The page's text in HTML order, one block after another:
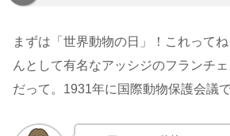
まずは「世界動物の日」！これって
んとして有名なアッシジのフランチ
だって。1931年に国際動物保護会議